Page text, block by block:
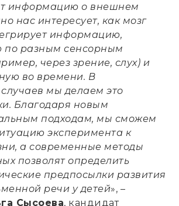
информацию о внешнем
нас интересует, как мозг
информацию,
по разным сенсорным
через зрение, слух) и
во времени. В
мы делаем это
Благодаря новым
подходам, мы сможем
эксперимента к
а современные методы
позволят определить
предпосылки развития
речи у детей», –
Сысоева, кандидат